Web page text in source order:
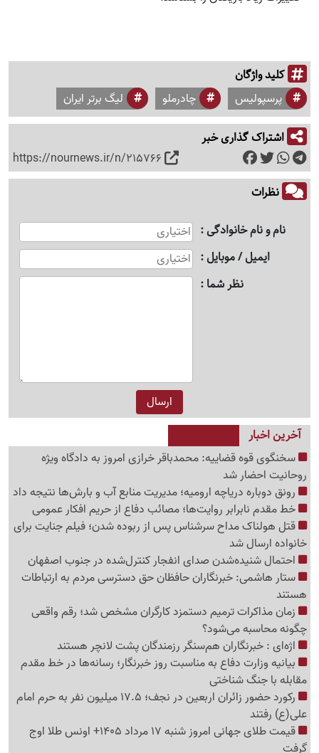
کلید واژگان
پرسپولیس چادرملو لیگ برتر ایران
اشتراک گذاری خبر
https://nournews.ir/n/215766
نظرات
نام و نام خانوادگی
ایمیل / موبایل
نظر شما
آخرین اخبار
سخنگوی قوه قضاییه: محمدباقر خرازی امروز به دادگاه ویژه
روحانیت احضار شد
رونق دوباره دریاچه ارومیه؛ مدیریت منابع آب و بارش‌ها نتیجه داد
خط مقدم نابرابر روایت‌ها؛ مصائب دفاع از حریم افکار عمومی
قتل هولناک مداح سرشناس پس از ربوده شدن؛ فیلم جنایت برای
خانواده ارسال شد
احتمال شنیده‌شدن صدای انفجار کنترل‌شده در جنوب اصفهان
ستار هاشمی: خبرنگاران حافظان حق دسترسی مردم به ارتباطات
هستند
زمان مذاکرات ترمیم دستمزد کارگران مشخص شد؛ رقم واقعی
چگونه محاسبه می‌شود؟
اژه‌ای : خبرنگاران هم‌سنگر رزمندگان پشت لانچر هستند
بیانیه وزارت دفاع به مناسبت روز خبرنگار؛ رسانه‌ها در خط مقدم
مقابله با جنگ شناختی
رکورد حضور زائران اربعین در نجف؛ 17.5 میلیون نفر به حرم امام
علی(ع) رفتند
قیمت طلای جهانی امروز شنبه 17 مرداد 1405+ اونس طلا اوج
گرفت